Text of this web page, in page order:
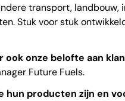
transport, landbouw,
Stuk voor stuk
ook onze belofte aan
Future Fuels.
hun producten zijn en